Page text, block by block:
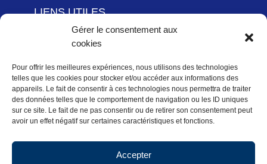
Gérer le consentement aux
cookies
Pour offrir les meilleures expériences, nous utilisons des technologies
telles que les cookies pour stocker et/ou accéder aux informations des
appareils. Le fait de consentir à ces technologies nous permettra de traiter
des données telles que le comportement de navigation ou les ID uniques
sur ce site. Le fait de ne pas consentir ou de retirer son consentement peut
avoir un effet négatif sur certaines caractéristiques et fonctions.
Accepter
LIENS UTILES
Adhérer à la Fédération Française de cyclotourisme
Newsletter
Mentions légales
Politique des données personnelles
Politique de cookies (UE)